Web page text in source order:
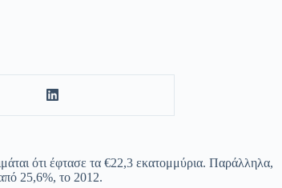
ότι έφτασε τα €22,3 εκατομμύρια. Παράλληλα,
25,6%, το 2012.